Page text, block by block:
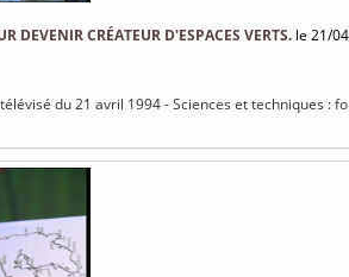
DEVENIR CRÉATEUR D'ESPACES VERTS. le 21/
télévisé du 21 avril 1994 - Sciences et techniques